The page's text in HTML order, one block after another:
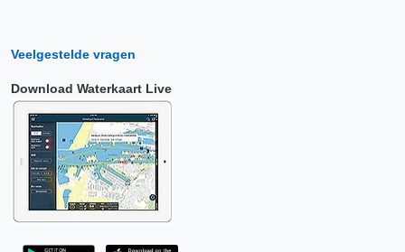
Veelgestelde vragen
Download Waterkaart Live